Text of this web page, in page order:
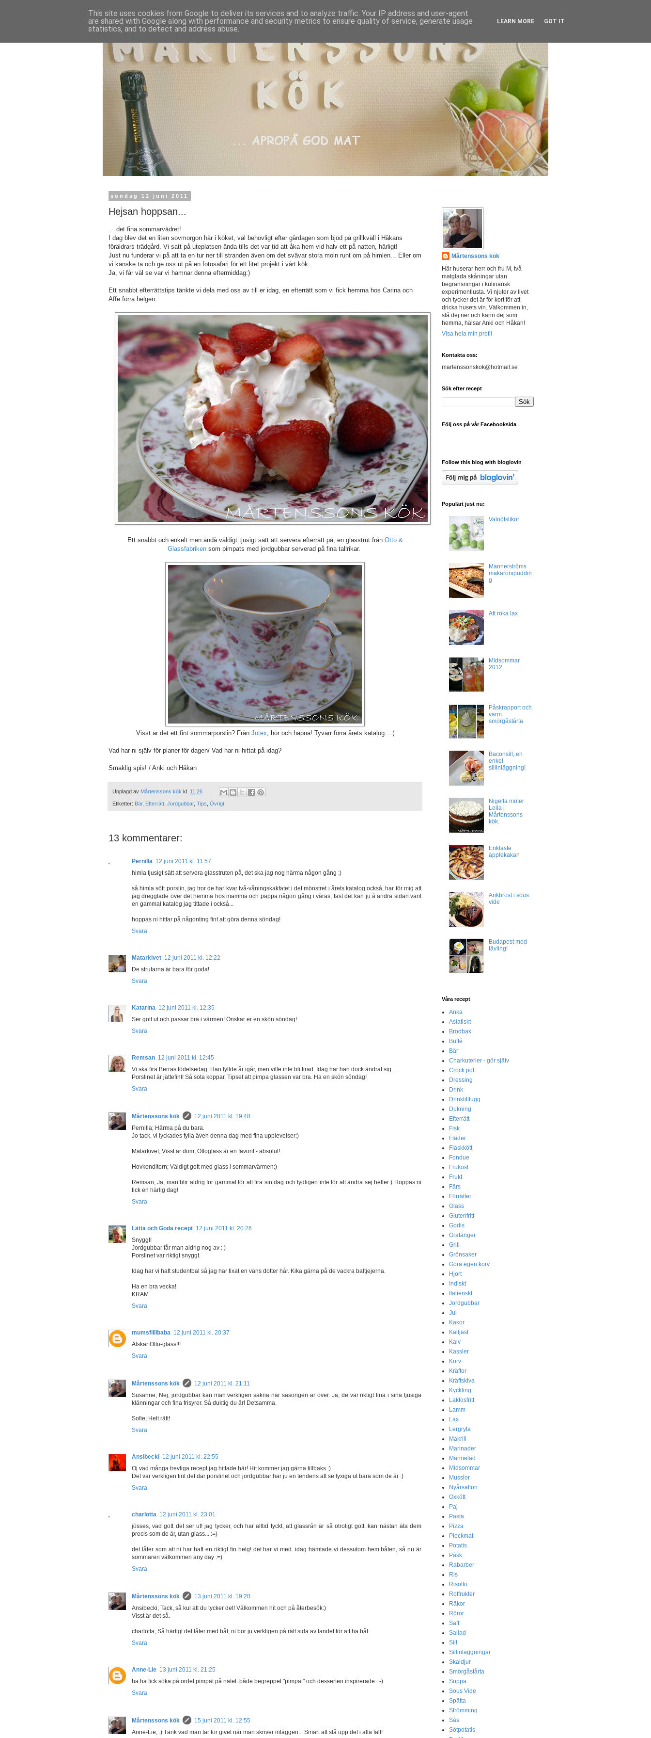
söndag 12 juni 2011
Hejsan hoppsan...
... det fina sommarvädret!
I dag blev det en liten sovmorgon här i köket, väl behövligt efter gårdagen som bjöd på grillkväll i Håkans
föräldrars trädgård. Vi satt på uteplatsen ända tills det var tid att åka hem vid halv ett på natten, härligt!
Just nu funderar vi på att ta en tur ner till stranden även om det svävar stora moln runt om på himlen... Eller om
vi kanske ta och ge oss ut på en fotosafari för ett litet projekt i vårt kök...
Ja, vi får väl se var vi hamnar denna eftermiddag:)
Ett snabbt efterrättstips tänkte vi dela med oss av till er idag, en efterrätt som vi fick hemma hos Carina och
Affe förra helgen:
Ett snabbt och enkelt men ändå väldigt tjusigt sätt att servera efterrätt på, en glasstrut frånOtto &
Glassfabriken som pimpats med jordgubbar serverad på fina tallrikar.
Visst är det ett fint sommarporslin? Från Jotex, hör och häpna! Tyvärr förra årets katalog...:(
Vad har ni själv för planer för dagen/ Vad har ni hittat på idag?
Smaklig spis! / Anki och Håkan
Upplagd av Mårtenssons kök kl. 11:26
Etiketter: Bär, Efterrätt Jordgubbar, Tips Övrigt
13 kommentarer:
Pernilla 12 juni 2011 kl. 11:57
himla tjusigt sätt att servera glasstruten på, det ska jag nog härma någon gång :)
så himla sött porslin, jag tror de har kvar två-våningskakfatet i det mönstret i årets katalog också, har för mig att
jag dregglade över det hemma hos mamma och pappa någon gång i våras, fast det kan ju å andra sidan varit
en gammal katalog jag tittade i också...
hoppas ni hittar på någonting fint att göra denna söndag!
Svara
Matarkivet 12 juni 2011 kl. 12:22
De strutarna är bara för goda!
Svara
Katarina 12 juni 2011 kl. 12:35
Ser gott ut och passar bra i värmen! Önskar er en skön söndag!
Svara
Remsan 12 juni 2011 kl. 12:45
Vi ska fira Berras födelsedag. Han fyllde år igår, men ville inte bli firad. Idag har han dock ändrat sig...
Porslinet är jättefint! Så söta koppar. Tipset att pimpa glassen var bra. Ha en skön söndag!
Svara
Mårtenssons kök
12 juni 2011 kl. 19:48
Pernilla; Härma på du bara.
Jo tack, vi lyckades fylla även denna dag med fina upplevelser:)
Matarkivet; Visst är dom, Ottoglass är en favorit - absolut!
Hovkonditorn; Väldigt gott med glass i sommarvärmen:)
Remsan; Ja, man blir aldrig för gammal för att fira sin dag och tydligen inte för att ändra sej heller:) Hoppas ni
fick en härlig dag!
Svara
Lätta och Goda recept 12 juni 2011 kl. 20:26
Snyggt!
Jordgubbar får man aldrig nog av : )
Porslinet var riktigt snyggt.
Idag har vi haft studentbal så jag har fixat en väns dotter hår. Kika gärna på de vackra baltjejerna.
Ha en bra vecka!
KRAM
Svara
mumsfillibaba 12 juni 2011 kl. 20:37
Älskar Otto-glass!!!
Svara
Mårtenssons kök
12 juni 2011 kl. 21:11
Susanne; Nej, jordgubbar kan man verkligen sakna när säsongen är över. Ja, de var riktigt fina i sina tjusiga
klänningar och fina frisyrer. Så duktig du är! Detsamma.
Sofie; Helt rätt!
Svara
Ansibecki 12 juni 2011 kl. 22:55
Oj vad många trevliga recept jag hittade här! Hit kommer jag gärna tillbaks :)
Det var verkligen fint det där porslinet och jordgubbar har ju en tendens att se lyxiga ut bara som de är :)
Svara
charlotta 12 juni 2011 kl. 23:01
jösses, vad gott det ser ut! jag tycker, och har alltid tyckt, att glassrån är så otroligt gott. kan nästan äta dem
precis som de är, utan glass... :=)
det låter som att ni har haft en riktigt fin helg! det har vi med. idag hämtade vi dessutom hem båten, så nu är
sommaren välkommen any day :=)
Svara
Mårtenssons kök
13 juni 2011 kl. 19:20
Ansibecki; Tack, så kul att du tycker det! Välkommen hit och på återbesök:)
Visst är det så.
charlotta; Så härligt det låter med båt, ni bor ju verkligen på rätt sida av landet för att ha båt.
Svara
Anne-Lie 13 juni 2011 kl. 21:25
ha ha fick söka på ordet pimpat på nätet..både begreppet "pimpat" och desserten inspirerade..:-)
Svara
Mårtenssons kök
15 juni 2011 kl. 12:55
Anne-Lie; :) Tänk vad man tar för givet när man skriver inläggen... Smart att slå upp det i alla fall!
Mårtenssons kök
Här huserar herr och fru M, två
matglada skåningar utan
begränsningar i kulinarisk
experimentlusta. Vi njuter av livet
och tycker det är för kort för att
dricka husets vin. Välkommen in,
slå dej ner och känn dej som
hemma, hälsar Anki och Håkan!
Visa hela min profil
Kontakta oss:
martenssonskok@hotmail.se
Sök efter recept
Följ oss på vår Facebooksida
Follow this blog with bloglovin
Populärt just nu:
Valnötslikör
Mannerströms
makaronipuddin
g
Att röka lax
Midsommar
2012
Påskrapport och
varm
smörgåstårta
Baconsill, en
enkel
sillinläggning!
Nigella möter
Leila i
Mårtenssons
kök.
Enklaste
äpplekakan
Ankbröst i sous
vide
Budapest med
tävling!
Våra recept
Anka
Asiatiskt
Brödbak
Buffé
Bär
Charkuterier - gör själv
Crock pot
Dressing
Drink
Drinktilltugg
Dukning
Efterrätt
Fisk
Fläder
Fläskkött
Fondue
Frukost
Frukt
Färs
Förrätter
Glass
Glutenfritt
Godis
Gratänger
Grill
Grönsaker
Göra egen korv
Hjort
Indiskt
Italienskt
Jordgubbar
Jul
Kakor
Kalljäst
Kalv
Kassler
Korv
Kräftor
Kräftskiva
Kyckling
Laktosfritt
Lamm
Lax
Lergryta
Makrill
Marinader
Marmelad
Midsommar
Musslor
Nyårsafton
Oxkött
Paj
Pasta
Pizza
Plockmat
Potatis
Påsk
Rabarber
Ris
Risotto
Rotfrukter
Räkor
Röror
Saft
Sallad
Sill
Sillinläggningar
Skaldjur
Smörgåstårta
Soppa
Sous Vide
Spätta
Strömming
Sås
Sötpotatis
This site uses cookies from Google to deliver its services and to analyze traffic. Your IP address and user-agent
are shared with Google along with performance and security metrics to ensure quality of service, generate usage
statistics, and to detect and address abuse.
LEARN MORE GOT IT